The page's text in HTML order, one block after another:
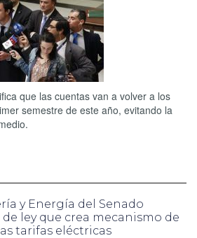
que las cuentas van a volver a los
semestre de este año, evitando la
y Energía del Senado
ley que crea mecanismo de
tarifas eléctricas